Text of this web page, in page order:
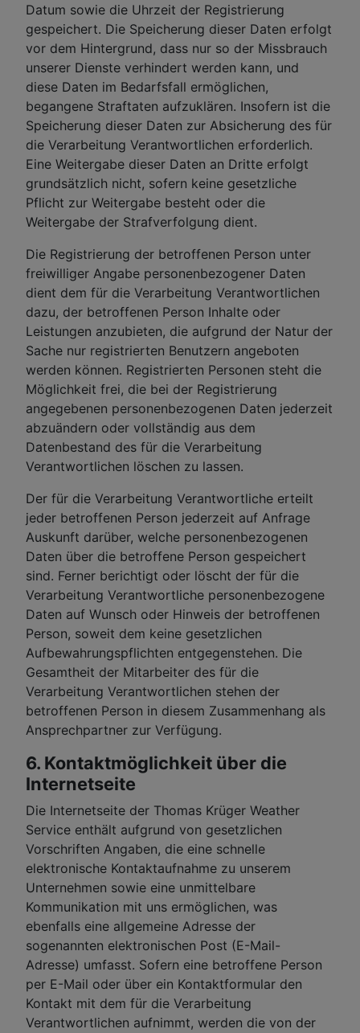
Datum sowie die Uhrzeit der Registrierung
gespeichert. Die Speicherung dieser Daten erfolgt
vor dem Hintergrund, dass nur so der Missbrauch
unserer Dienste verhindert werden kann, und
diese Daten im Bedarfsfall ermöglichen,
begangene Straftaten aufzuklären. Insofern ist die
Speicherung dieser Daten zur Absicherung des für
die Verarbeitung Verantwortlichen erforderlich.
Eine Weitergabe dieser Daten an Dritte erfolgt
grundsätzlich nicht, sofern keine gesetzliche
Pflicht zur Weitergabe besteht oder die
Weitergabe der Strafverfolgung dient.
Die Registrierung der betroffenen Person unter
freiwilliger Angabe personenbezogener Daten
dient dem für die Verarbeitung Verantwortlichen
dazu, der betroffenen Person Inhalte oder
Leistungen anzubieten, die aufgrund der Natur der
Sache nur registrierten Benutzern angeboten
werden können. Registrierten Personen steht die
Möglichkeit frei, die bei der Registrierung
angegebenen personenbezogenen Daten jederzeit
abzuändern oder vollständig aus dem
Datenbestand des für die Verarbeitung
Verantwortlichen löschen zu lassen.
Der für die Verarbeitung Verantwortliche erteilt
jeder betroffenen Person jederzeit auf Anfrage
Auskunft darüber, welche personenbezogenen
Daten über die betroffene Person gespeichert
sind. Ferner berichtigt oder löscht der für die
Verarbeitung Verantwortliche personenbezogene
Daten auf Wunsch oder Hinweis der betroffenen
Person, soweit dem keine gesetzlichen
Aufbewahrungspflichten entgegenstehen. Die
Gesamtheit der Mitarbeiter des für die
Verarbeitung Verantwortlichen stehen der
betroffenen Person in diesem Zusammenhang als
Ansprechpartner zur Verfügung.
6. Kontaktmöglichkeit über die
Internetseite
Die Internetseite der Thomas Krüger Weather
Service enthält aufgrund von gesetzlichen
Vorschriften Angaben, die eine schnelle
elektronische Kontaktaufnahme zu unserem
Unternehmen sowie eine unmittelbare
Kommunikation mit uns ermöglichen, was
ebenfalls eine allgemeine Adresse der
sogenannten elektronischen Post (E-Mail-
Adresse) umfasst. Sofern eine betroffene Person
per E-Mail oder über ein Kontaktformular den
Kontakt mit dem für die Verarbeitung
Verantwortlichen aufnimmt, werden die von der